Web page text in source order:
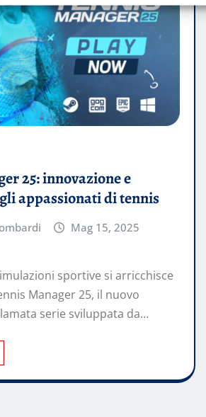
25: innovazione e
appassionati di tennis
Mag 15, 2025
sportive si arricchisce
Manager 25, il nuovo
serie sviluppata da…